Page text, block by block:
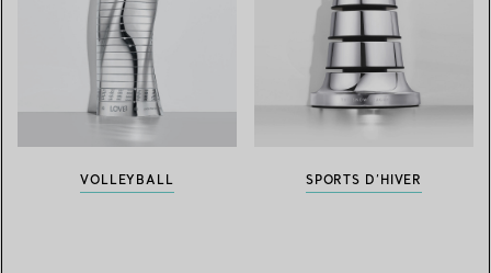
VOLLEYBALL SPORTS D’HIVER